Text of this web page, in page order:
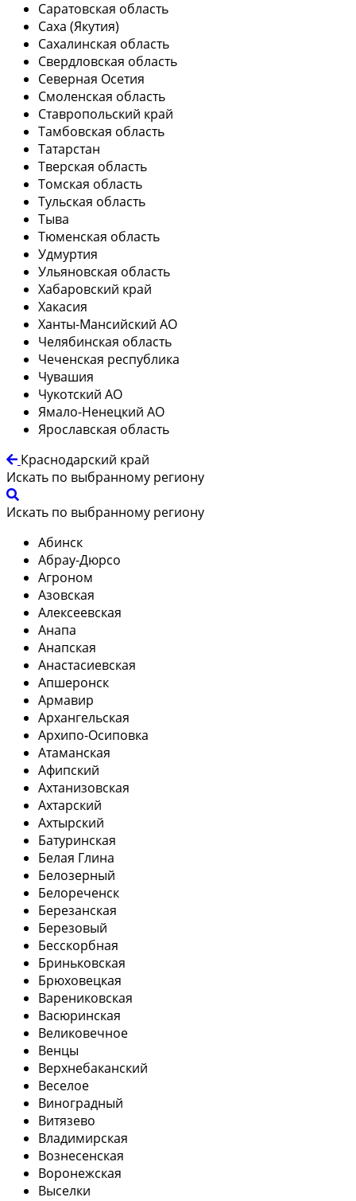
Саратовская область
Саха (Якутия)
Сахалинская область
Свердловская область
Северная Осетия
Смоленская область
Ставропольский край
Тамбовская область
Татарстан
Тверская область
Томская область
Тульская область
Тыва
Тюменская область
Удмуртия
Ульяновская область
Хабаровский край
Хакасия
Ханты-Мансийский АО
Челябинская область
Чеченская республика
Чувашия
Чукотский АО
Ямало-Ненецкий АО
Ярославская область
Краснодарский край
Искать по выбранному региону
Искать по выбранному региону
Абинск
Абрау-Дюрсо
Агроном
Азовская
Алексеевская
Анапа
Анапская
Анастасиевская
Апшеронск
Армавир
Архангельская
Архипо-Осиповка
Атаманская
Афипский
Ахтанизовская
Ахтарский
Ахтырский
Батуринская
Белая Глина
Белозерный
Белореченск
Березанская
Березовый
Бесскорбная
Бриньковская
Брюховецкая
Варениковская
Васюринская
Великовечное
Венцы
Верхнебаканский
Веселое
Виноградный
Витязево
Владимирская
Вознесенская
Воронежская
Выселки